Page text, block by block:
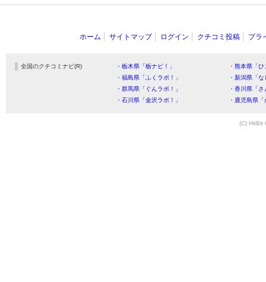
ホーム サイトマップ ログイン クチコミ投稿 プラ
全国のクチコミナビ(R) ・栃木県「栃ナビ！」
・熊本県「
・福島県「ふくラボ！」
・新潟県「
・群馬県「ぐんラボ！」
・香川県「
・石川県「金沢ラボ！」
・鹿児島県
(C) HitBit